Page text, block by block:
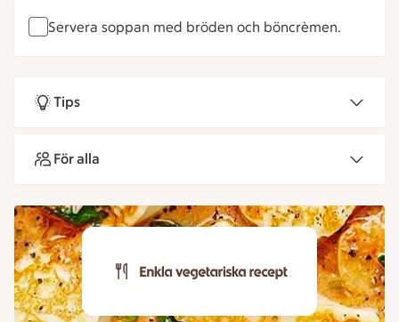
Servera soppan med bröden och böncrèmen.
Tips
För alla